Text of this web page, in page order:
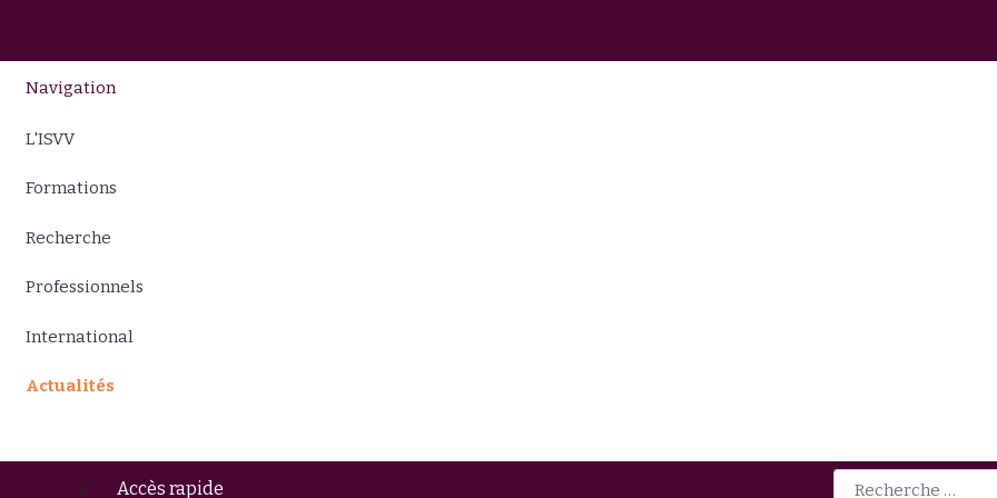
Navigation
L'ISVV
Formations
Recherche
Professionnels
International
Actualités
Accès rapide